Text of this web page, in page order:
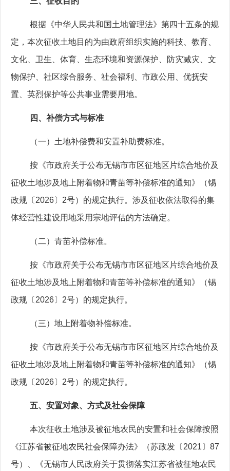
根据《中华人民共和国土地管理法》第四十五条的规
定，本次征收土地目的为由政府组织实施的科技、教育、
文化、卫生、体育、生态环境和资源保护、防灾减灾、文
物保护、社区综合服务、社会福利、市政公用、优抚安
置、英烈保护等公共事业需要用地。
四、补偿方式与标准
（一）土地补偿费和安置补助费标准。
按《市政府关于公布无锡市市区征地区片综合地价及
征收土地涉及地上附着物和青苗等补偿标准的通知》（锡
政规〔 2026〕 2号）的规定执行。涉及征收依法取得的集
体经营性建设用地采用宗地评估的方法确定。
（二）青苗补偿标准。
按《市政府关于公布无锡市市区征地区片综合地价及
征收土地涉及地上附着物和青苗等补偿标准的通知》（锡
政规〔 2026〕 2号）的规定执行。
（三）地上附着物补偿标准。
按《市政府关于公布无锡市市区征地区片综合地价及
征收土地涉及地上附着物和青苗等补偿标准的通知》（锡
政规〔 2026〕 2号）的规定执行。
五、安置对象、方式及社会保障
本次征收土地涉及被征地农民的安置和社会保障按照
《江苏省被征地农民社会保障办法》（苏政发〔 2021 〕 87
号）、《无锡市人民政府关于贯彻落实江苏省被征地农民